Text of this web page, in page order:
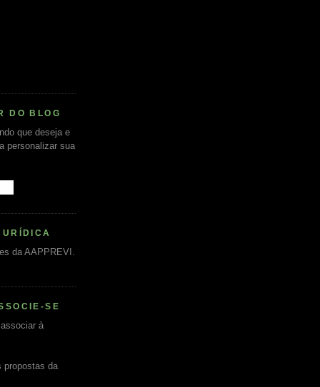
DO BLOG
que deseja e
personalizar sua
da AAPPREVI.
SE
à
propostas da